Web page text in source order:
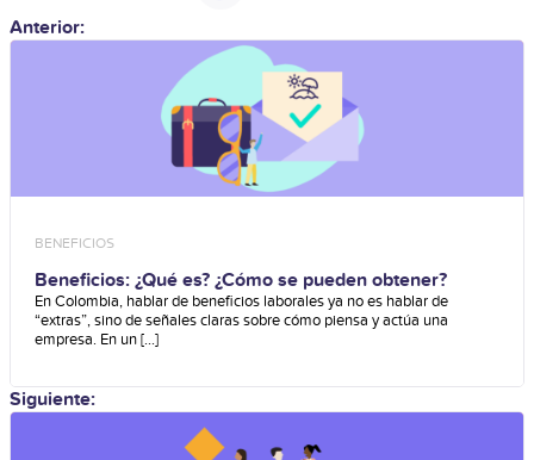
Anterior:
BENEFICIOS
Beneficios: ¿Qué es? ¿Cómo se pueden obtener?
En Colombia, hablar de beneficios laborales ya no es hablar de
“extras”, sino de señales claras sobre cómo piensa y actúa una
empresa. En un [...]
Siguiente: